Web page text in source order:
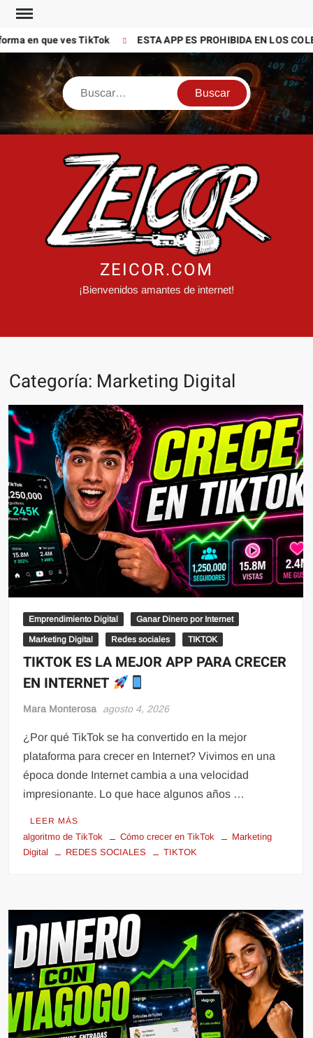
Saltar
contenido
ves TikTok ESTA APP ES PROHIBIDA EN LOS COLEGIOS
Buscar
ZEICOR.COM
¡Bienvenidos amantes de internet!
Categoría: Marketing Digital
Emprendimiento Digital Ganar Dinero por Internet
Marketing Digital Redes sociales TIKTOK
TIKTOK ES LA MEJOR APP PARA CRECER
EN INTERNET
Mara Monterosa agosto 4, 2026
¿Por qué TikTok se ha convertido en la mejor
plataforma para crecer en Internet? Vivimos en una
época donde Internet cambia a una velocidad
impresionante. Lo que hace algunos años …
LEER MÁS
algoritmo de TikTok Cómo crecer en TikTok
Marketing
Digital
REDES SOCIALES TIKTOK